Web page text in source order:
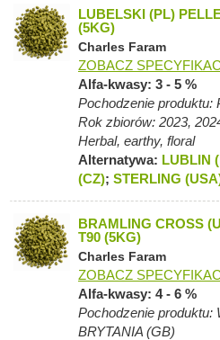
LUBELSKI (PL)
(5KG)
Charles Faram
ZOBACZ
Alfa-kwasy: 3 - 5 %
Pochodzenie produktu:
Rok zbiorów: 2023,
Herbal, earthy, floral
Alternatywa: LUBLIN
(CZ); STERLING
BRAMLING CROSS
T90 (5KG)
Charles Faram
ZOBACZ
Alfa-kwasy: 4 - 6 %
Pochodzenie produktu:
BRYTANIA (GB)